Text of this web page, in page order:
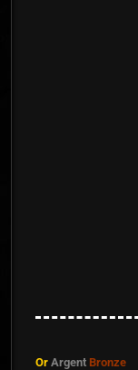
Or Argent Bronze